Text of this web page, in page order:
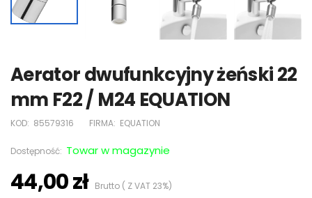
Aerator dwufunkcyjny żeński 22
mm F22 / M24 EQUATION
KOD: 85579316 FIRMA: EQUATION
Dostępność: Towar w magazynie
44,00 złBrutto ( Z VAT 23%)